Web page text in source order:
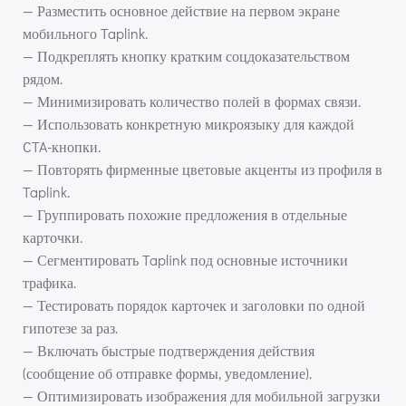
— Разместить основное действие на первом экране
мобильного Taplink.
— Подкреплять кнопку кратким соцдоказательством
рядом.
— Минимизировать количество полей в формах связи.
— Использовать конкретную микроязыку для каждой
CTA-кнопки.
— Повторять фирменные цветовые акценты из профиля в
Taplink.
— Группировать похожие предложения в отдельные
карточки.
— Сегментировать Taplink под основные источники
трафика.
— Тестировать порядок карточек и заголовки по одной
гипотезе за раз.
— Включать быстрые подтверждения действия
(сообщение об отправке формы, уведомление).
— Оптимизировать изображения для мобильной загрузки